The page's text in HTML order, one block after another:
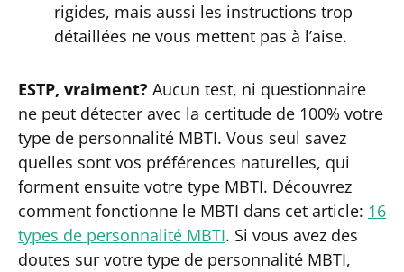
rigides, mais aussi les instructions trop
détaillées ne vous mettent pas à l’aise.
ESTP, vraiment? Aucun test, ni questionnaire
ne peut détecter avec la certitude de 100% votre
type de personnalité MBTI. Vous seul savez
quelles sont vos préférences naturelles, qui
forment ensuite votre type MBTI. Découvrez
comment fonctionne le MBTI dans cet article: 16
types de personnalité MBTI. Si vous avez des
doutes sur votre type de personnalité MBTI,